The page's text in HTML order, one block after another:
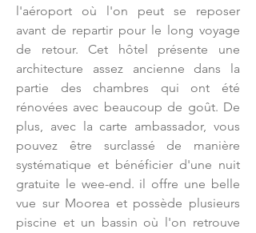
l'aéroport où l'on peut se reposer
avant de repartir pour le long voyage
de retour. Cet hôtel présente une
architecture assez ancienne dans la
partie des chambres qui ont été
rénovées avec beaucoup de goût. De
plus, avec la carte ambassador, vous
pouvez être surclassé de manière
systématique et bénéficier d'une nuit
gratuite le wee-end. il offre une belle
vue sur Moorea et possède plusieurs
piscine et un bassin où l'on retrouve